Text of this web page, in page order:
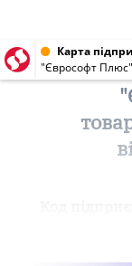
"Єврософт